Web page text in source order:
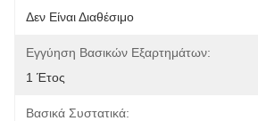
Δεν Είναι Διαθέσιμο
Εγγύηση Βασικών Εξαρτημάτων:
1 Έτος
Βασικά Συστατικά: